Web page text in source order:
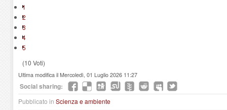
1
2
3
4
5
(10 Voti)
Ultima modifica il Mercoledì, 01 Luglio 2026 11:27
Social sharing:
Pubblicato in Scienza e ambiente